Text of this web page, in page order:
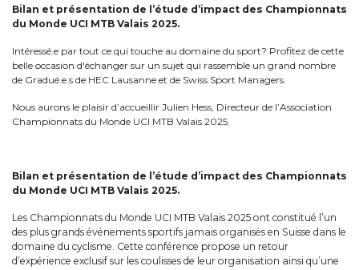
Bilan et présentation de l’étude d’impact des Championnats
du Monde UCI MTB Valais 2025.
Intéressé.e par tout ce qui touche au domaine du sport? Profitez de cette
belle occasion d'échanger sur un sujet qui rassemble un grand nombre
de Gradué.e.s de HEC Lausanne et de Swiss Sport Managers.
Nous aurons le plaisir d’accueillir Julien Hess, Directeur de l’Association
Championnats du Monde UCI MTB Valais 2025.
Bilan et présentation de l’étude d’impact des Championnats
du Monde UCI MTB Valais 2025.
Les Championnats du Monde UCI MTB Valais 2025 ont constitué l’un
des plus grands événements sportifs jamais organisés en Suisse dans le
domaine du cyclisme. Cette conférence propose un retour
d’expérience exclusif sur les coulisses de leur organisation ainsi qu’une